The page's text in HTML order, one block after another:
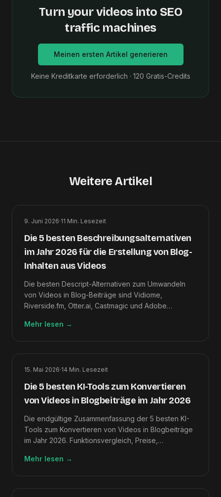
Turn your videos into SEO
traffic machines
Meinen ersten Artikel generieren
Keine Kreditkarte erforderlich · 120 Gratis-Credits
Weitere Artikel
9. Juni 2026·11 Min. Lesezeit
Die 5 besten Beschreibungsalternativen
im Jahr 2026 für die Erstellung von Blog-
Inhalten aus Videos
Die besten Descript-Alternativen zum Umwandeln
von Videos in Blog-Beiträge sind Vidiome,
Riverside.fm, Otter.ai, Castmagic und Adobe
Ausgabequalität.
Mehr lesen →
15. Mai 2026·14 Min. Lesezeit
Die 5 besten KI-Tools zum Konvertieren
von Videos in Blogbeiträge im Jahr 2026
Die endgültige Zusammenfassung der 5 besten KI-
Tools zum Konvertieren von Videos in Blogbeiträge
im Jahr 2026. Funktionsvergleich, Preise,
Mehr lesen →